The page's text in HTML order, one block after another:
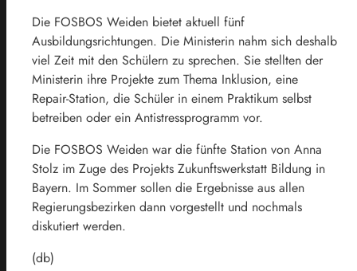
Die FOSBOS Weiden bietet aktuell fünf
Ausbildungsrichtungen. Die Ministerin nahm sich deshalb
viel Zeit mit den Schülern zu sprechen. Sie stellten der
Ministerin ihre Projekte zum Thema Inklusion, eine
Repair-Station, die Schüler in einem Praktikum selbst
betreiben oder ein Antistressprogramm vor.
Die FOSBOS Weiden war die fünfte Station von Anna
Stolz im Zuge des Projekts Zukunftswerkstatt Bildung in
Bayern. Im Sommer sollen die Ergebnisse aus allen
Regierungsbezirken dann vorgestellt und nochmals
diskutiert werden.
(db)